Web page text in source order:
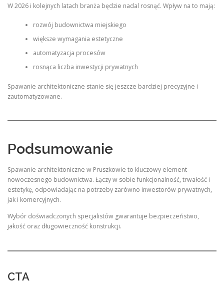
W 2026 i kolejnych latach branża będzie nadal rosnąć. Wpływ na to mają:
rozwój budownictwa miejskiego
większe wymagania estetyczne
automatyzacja procesów
rosnąca liczba inwestycji prywatnych
Spawanie architektoniczne stanie się jeszcze bardziej precyzyjne i
zautomatyzowane.
Podsumowanie
Spawanie architektoniczne w Pruszkowie to kluczowy element
nowoczesnego budownictwa. Łączy w sobie funkcjonalność, trwałość i
estetykę, odpowiadając na potrzeby zarówno inwestorów prywatnych,
jak i komercyjnych.
Wybór doświadczonych specjalistów gwarantuje bezpieczeństwo,
jakość oraz długowieczność konstrukcji.
CTA